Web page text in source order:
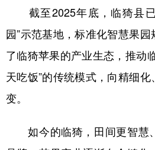
截至2025年底，临猗县已
园”示范基地，标准化智慧果
了临猗苹果的产业生态，推动
天吃饭”的传统模式，向精细
变。
如今的临猗，田间更智慧